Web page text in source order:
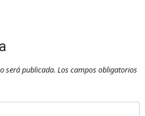
será publicada. Los campos obligatorios